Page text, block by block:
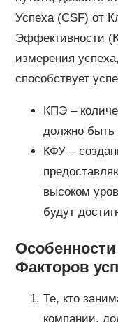
Успеха (CSF) от
Эффективности
измерения
способствует
КПЭ –
должно быть
КФУ –
высоком
будут
Факторов
Те, кто
компании,